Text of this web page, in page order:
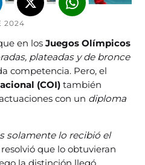
2024
en losJuegos Olímpicos
plateadas y de bronce
competencia. Pero, el
(COI)también
con un diploma
solamente lo recibió el
resolvió que lo obtuvieran
la distinción llegó